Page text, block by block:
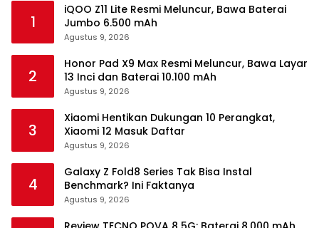
1
iQOO Z11 Lite Resmi Meluncur, Bawa Baterai
Jumbo 6.500 mAh
Agustus 9, 2026
2
Honor Pad X9 Max Resmi Meluncur, Bawa Layar
13 Inci dan Baterai 10.100 mAh
Agustus 9, 2026
3
Xiaomi Hentikan Dukungan 10 Perangkat,
Xiaomi 12 Masuk Daftar
Agustus 9, 2026
4
Galaxy Z Fold8 Series Tak Bisa Instal
Benchmark? Ini Faktanya
Agustus 9, 2026